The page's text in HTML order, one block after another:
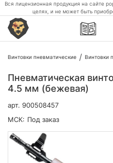
Вся лицензионная продукция на сайте
целях, и не может быть
Винтовки пневматические Винтовки
Пневматическая
4.5 мм (бежевая)
арт. 900508457
МСК: Под заказ